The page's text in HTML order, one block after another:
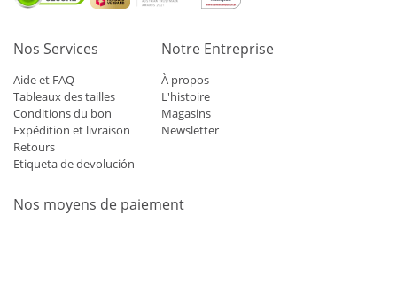
Nos Services
Aide et FAQ
Tableaux des tailles
Conditions du bon
Expédition et livraison
Retours
Etiqueta de devolución
Notre Entreprise
À propos
L'histoire
Magasins
Newsletter
Nos moyens de paiement